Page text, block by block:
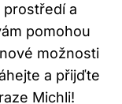
prostředí a
pomohou
možnosti
a přijďte
Michli!